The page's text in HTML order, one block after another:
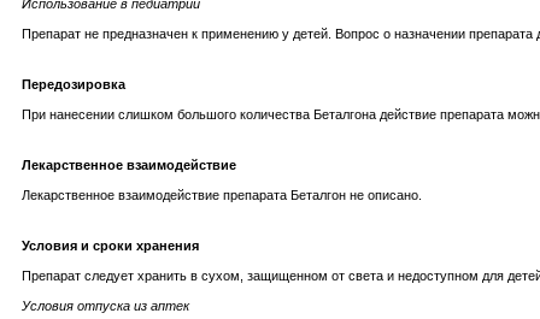
Использование в педиатрии
Препарат не предназначен к применению у детей. Вопрос о назначении
Передозировка
При нанесении слишком большого количества Беталгона действие препарата
Лекарственное взаимодействие
Лекарственное взаимодействие препарата Беталгон не описано.
Условия и сроки хранения
Препарат следует хранить в сухом, защищенном от света и недоступном для
Условия отпуска из аптек